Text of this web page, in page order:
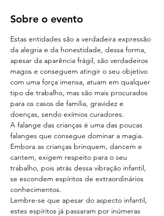
Sobre o evento
Estas entidades são a verdadeira expressão
da alegria e da honestidade, dessa forma,
apesar da aparência frágil, são verdadeiros
magos e conseguem atingir o seu objetivo
com uma força imensa, atuam em qualquer
tipo de trabalho, mas são mais procurados
para os casos de família, gravidez e
doenças, sendo exímios curadores.
A falange das crianças é uma das poucas
falanges que consegue dominar a magia.
Embora as crianças brinquem, dancem e
cantem, exigem respeito para o seu
trabalho, pois atrás dessa vibração infantil,
se escondem espíritos de extraordinários
conhecimentos.
Lembre-se que apesar do aspecto infantil,
estes espíritos já passaram por inúmeras